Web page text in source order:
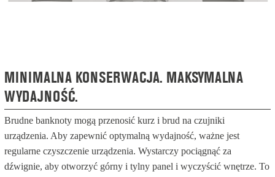
MINIMALNA KONSERWACJA. MAKSYMALNA
WYDAJNOŚĆ.
Brudne banknoty mogą przenosić kurz i brud na czujniki
urządzenia. Aby zapewnić optymalną wydajność, ważne jest
regularne czyszczenie urządzenia. Wystarczy pociągnąć za
dźwignie, aby otworzyć górny i tylny panel i wyczyścić wnętrze. To